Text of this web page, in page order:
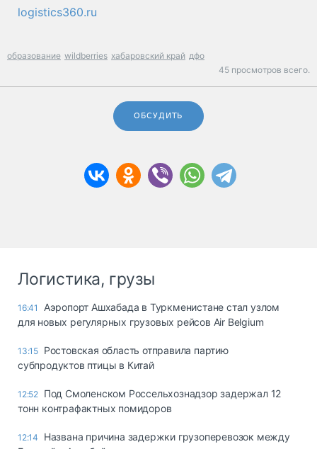
logistics360.ru
образование wildberries хабаровский край дфо
45 просмотров всего.
ОБСУДИТЬ
Логистика, грузы
16:41
Аэропорт Ашхабада в Туркменистане стал узлом
для новых регулярных грузовых рейсов Air Belgium
13:15 Ростовская область отправила партию
субпродуктов птицы в Китай
12:52 Под Смоленском Россельхознадзор задержал 12
тонн контрафактных помидоров
12:14
Названа причина задержки грузоперевозок между